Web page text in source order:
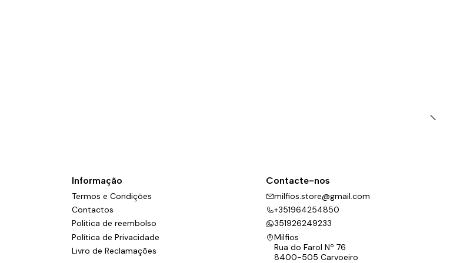
Informação
Termos e Condições
Contactos
Politica de reembolso
Política de Privacidade
Livro de Reclamações
Contacte-nos
milfios.store@gmail.com
+351964254850
351926249233
Milfios
Rua do Farol Nº 76
8400-505 Carvoeiro